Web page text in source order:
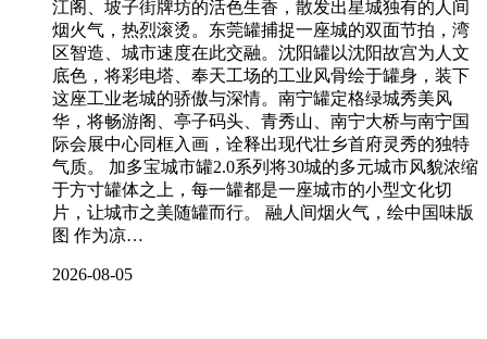
江阁、坡子街牌坊的活色生香，散发出星城独有的人间
烟火气，热烈滚烫。东莞罐捕捉一座城的双面节拍，湾
区智造、城市速度在此交融。沈阳罐以沈阳故宫为人文
底色，将彩电塔、奉天工场的工业风骨绘于罐身，装下
这座工业老城的骄傲与深情。南宁罐定格绿城秀美风
华，将畅游阁、亭子码头、青秀山、南宁大桥与南宁国
际会展中心同框入画，诠释出现代壮乡首府灵秀的独特
气质。 加多宝城市罐2.0系列将30城的多元城市风貌浓缩
于方寸罐体之上，每一罐都是一座城市的小型文化切
片，让城市之美随罐而行。 融人间烟火气，绘中国味版
图 作为凉…
2026-08-05